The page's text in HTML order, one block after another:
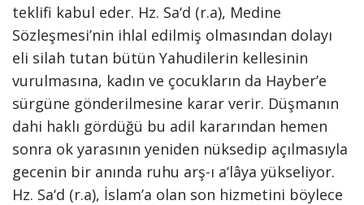
teklifi kabul eder. Hz. Sa‘d (r.a), Medine
Sözleşmesi’nin ihlal edilmiş olmasından dolayı
eli silah tutan bütün Yahudilerin kellesinin
vurulmasına, kadın ve çocukların da Hayber’e
sürgüne gönderilmesine karar verir. Düşmanın
dahi haklı gördüğü bu adil kararından hemen
sonra ok yarasının yeniden nüksedip açılmasıyla
gecenin bir anında ruhu arş-ı a‘lâya yükseliyor.
Hz. Sa‘d (r.a), İslam’a olan son hizmetini böylece